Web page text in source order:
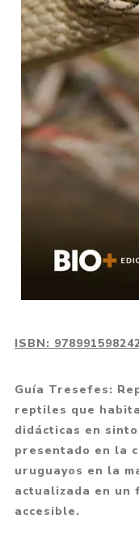
ISBN:
Guía Tresefes:
reptiles que
didácticas en
presentado en la
uruguayos en la
actualizada en un
accesible.